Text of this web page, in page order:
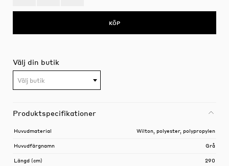
KÖP
Välj din butik
Välj butik
Produktspecifikationer
Huvudmaterial Wilton, polyester, polypropylen
Huvudfärgnamn Grå
Längd (cm) 290